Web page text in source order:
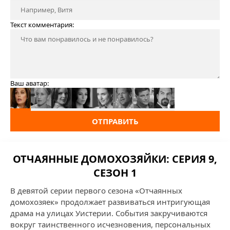
Текст комментария:
Ваш аватар:
ОТПРАВИТЬ
ОТЧАЯННЫЕ ДОМОХОЗЯЙКИ: СЕРИЯ 9,
СЕЗОН 1
В девятой серии первого сезона «Отчаянных
домохозяек» продолжает развиваться интригующая
драма на улицах Уистерии. События закручиваются
вокруг таинственного исчезновения, персональных